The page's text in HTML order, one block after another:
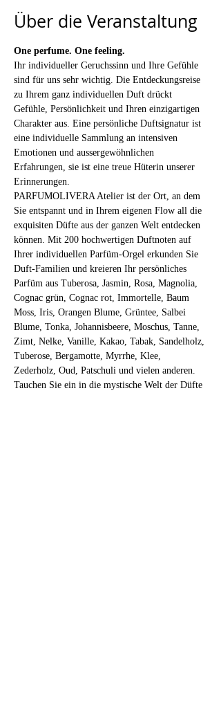
Über die Veranstaltung
One perfume. One feeling.
Ihr individueller Geruchssinn und Ihre Gefühle
sind für uns sehr wichtig. Die Entdeckungsreise
zu Ihrem ganz individuellen Duft drückt
Gefühle, Persönlichkeit und Ihren einzigartigen
Charakter aus. Eine persönliche Duftsignatur ist
eine individuelle Sammlung an intensiven
Emotionen und aussergewöhnlichen
Erfahrungen, sie ist eine treue Hüterin unserer
Erinnerungen.
PARFUMOLIVERA Atelier ist der Ort, an dem
Sie entspannt und in Ihrem eigenen Flow all die
exquisiten Düfte aus der ganzen Welt entdecken
können. Mit 200 hochwertigen Duftnoten auf
Ihrer individuellen Parfüm-Orgel erkunden Sie
Duft-Familien und kreieren Ihr persönliches
Parfüm aus Tuberosa, Jasmin, Rosa, Magnolia,
Cognac grün, Cognac rot, Immortelle, Baum
Moss, Iris, Orangen Blume, Grüntee, Salbei
Blume, Tonka, Johannisbeere, Moschus, Tanne,
Zimt, Nelke, Vanille, Kakao, Tabak, Sandelholz,
Tuberose, Bergamotte, Myrrhe, Klee,
Zederholz, Oud, Patschuli und vielen anderen.
Tauchen Sie ein in die mystische Welt der Düfte